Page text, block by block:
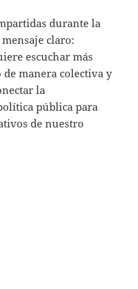
durante la
claro:
escuchar más
manera colectiva y
la
pública para
de nuestro